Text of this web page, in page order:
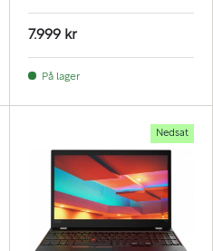
7.999 kr
På lager
Nedsat